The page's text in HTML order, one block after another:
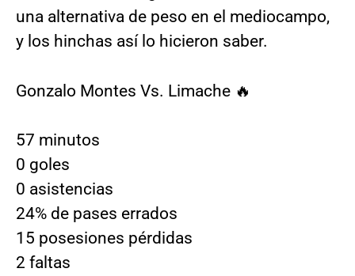
una alternativa de peso en el mediocampo,
y los hinchas así lo hicieron saber.
Gonzalo Montes Vs. Limache 🔥
57 minutos
0 goles
0 asistencias
24% de pases errados
15 posesiones pérdidas
2 faltas